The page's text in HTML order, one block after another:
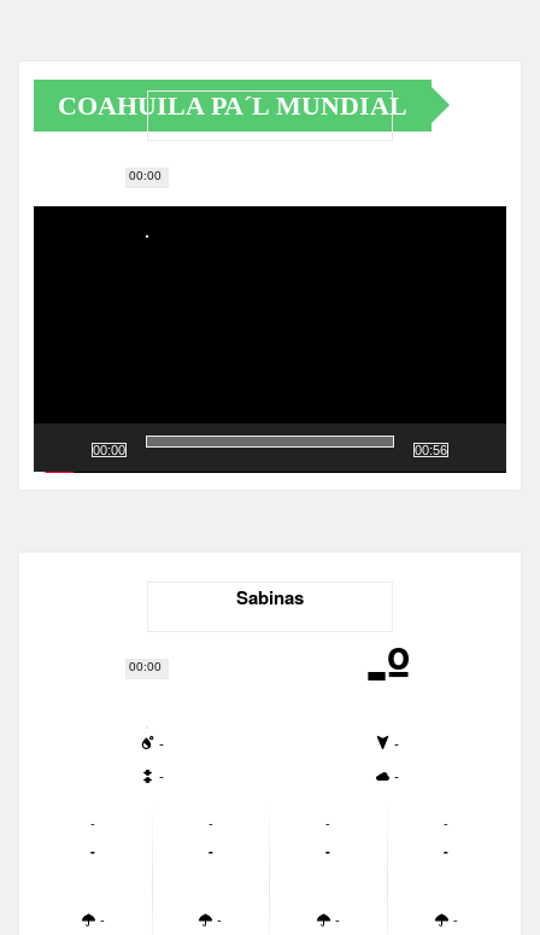
00:00
COAHUILA PA´L MUNDIAL
Reproductor
00:00
00:00
00:56
Sabinas
-º
-
-
-
-
-
-
-
-
-
-
-
-
-
-
-
-